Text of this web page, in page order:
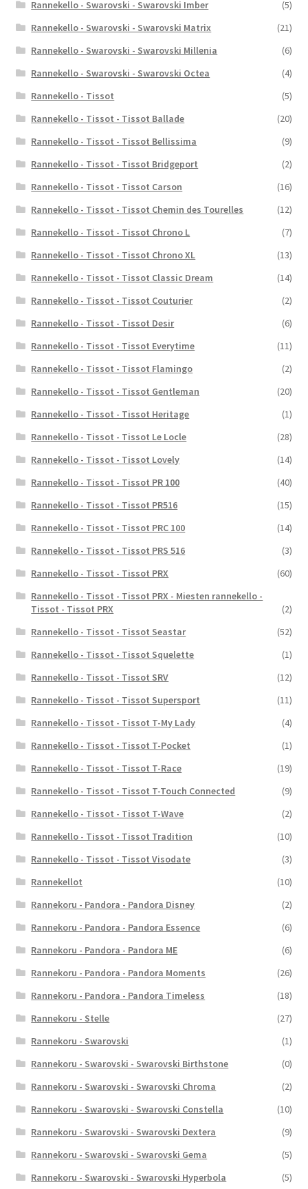
Rannekello - Swarovski - Swarovski Imber
(5)
Rannekello - Swarovski - Swarovski Matrix
(21)
Rannekello - Swarovski - Swarovski Millenia
(6)
Rannekello - Swarovski - Swarovski Octea
(4)
Rannekello - Tissot
(5)
Rannekello - Tissot - Tissot Ballade
(20)
Rannekello - Tissot - Tissot Bellissima
(9)
Rannekello - Tissot - Tissot Bridgeport
(2)
Rannekello - Tissot - Tissot Carson
(16)
Rannekello - Tissot - Tissot Chemin des Tourelles
(12)
Rannekello - Tissot - Tissot Chrono L
(7)
Rannekello - Tissot - Tissot Chrono XL
(13)
Rannekello - Tissot - Tissot Classic Dream
(14)
Rannekello - Tissot - Tissot Couturier
(2)
Rannekello - Tissot - Tissot Desir
(6)
Rannekello - Tissot - Tissot Everytime
(11)
Rannekello - Tissot - Tissot Flamingo
(2)
Rannekello - Tissot - Tissot Gentleman
(20)
Rannekello - Tissot - Tissot Heritage
(1)
Rannekello - Tissot - Tissot Le Locle
(28)
Rannekello - Tissot - Tissot Lovely
(14)
Rannekello - Tissot - Tissot PR 100
(40)
Rannekello - Tissot - Tissot PR516
(15)
Rannekello - Tissot - Tissot PRC 100
(14)
Rannekello - Tissot - Tissot PRS 516
(3)
Rannekello - Tissot - Tissot PRX
(60)
Rannekello - Tissot - Tissot PRX - Miesten rannekello -
Tissot - Tissot PRX
(2)
Rannekello - Tissot - Tissot Seastar
(52)
Rannekello - Tissot - Tissot Squelette
(1)
Rannekello - Tissot - Tissot SRV
(12)
Rannekello - Tissot - Tissot Supersport
(11)
Rannekello - Tissot - Tissot T-My Lady
(4)
Rannekello - Tissot - Tissot T-Pocket
(1)
Rannekello - Tissot - Tissot T-Race
(19)
Rannekello - Tissot - Tissot T-Touch Connected
(9)
Rannekello - Tissot - Tissot T-Wave
(2)
Rannekello - Tissot - Tissot Tradition
(10)
Rannekello - Tissot - Tissot Visodate
(3)
Rannekellot
(10)
Rannekoru - Pandora - Pandora Disney
(2)
Rannekoru - Pandora - Pandora Essence
(6)
Rannekoru - Pandora - Pandora ME
(6)
Rannekoru - Pandora - Pandora Moments
(26)
Rannekoru - Pandora - Pandora Timeless
(18)
Rannekoru - Stelle
(27)
Rannekoru - Swarovski
(1)
Rannekoru - Swarovski - Swarovski Birthstone
(0)
Rannekoru - Swarovski - Swarovski Chroma
(2)
Rannekoru - Swarovski - Swarovski Constella
(10)
Rannekoru - Swarovski - Swarovski Dextera
(9)
Rannekoru - Swarovski - Swarovski Gema
(5)
Rannekoru - Swarovski - Swarovski Hyperbola
(5)